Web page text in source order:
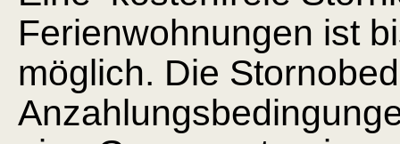
Ferienwohnungen ist
möglich. Die